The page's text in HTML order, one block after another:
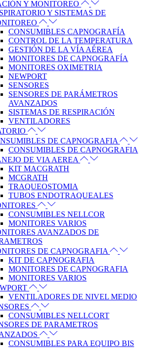
Y MONITOREO
Y SISTEMAS DE
CONSUMIBLES CAPNOGRAFÍA
CONTROL DE LA TEMPERATURA
GESTIÓN DE LA VÍA AÉREA
MONITORES DE CAPNOGRAFÍA
MONITORES OXIMETRIA
NEWPORT
SENSORES
SENSORES DE PARÁMETROS
AVANZADOS
SISTEMAS DE RESPIRACIÓN
VENTILADORES
DE CAPNOGRAFIA
CONSUMIBLES DE CAPNOGRAFIA
DE VIA AEREA
KIT MACGRATH
MCGRATH
TRAQUEOSTOMIA
TUBOS ENDOTRAQUEALES
CONSUMIBLES NELLCOR
MONITORES VARIOS
AVANZADOS DE
DE CAPNOGRAFIA
KIT DE CAPNOGRAFIA
MONITORES DE CAPNOGRAFIA
MONITORES VARIOS
VENTILADORES DE NIVEL MEDIO
CONSUMIBLES NELLCORT
DE PARAMETROS
CONSUMIBLES PARA EQUIPO BIS